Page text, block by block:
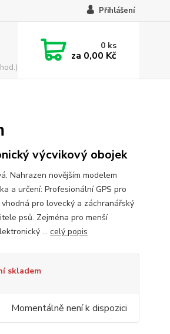
Přihlášení
0 ks
za 0,00 Kč
výcvikový obojek
Nahrazen novějším modelem
a určení: Profesionální GPS pro
pro lovecký a záchranářský
psů. Zejména pro menší
... celý popis
skladem
Momentálně není k dispozici